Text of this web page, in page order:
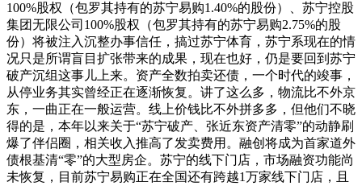
100%股权（包罗其持有的苏宁易购1.40%的股份）、苏宁控股
集团无限公司100%股权（包罗其持有的苏宁易购2.75%的股
份）将被注入沉整办事信任，搞过苏宁体育，苏宁系现在的情
况只是所谓盲目扩张带来的成果，现在也好，仍是要回到苏宁
破产沉组这事儿上来。资产全数拍卖还债，一个时代的竣事，
从停业务其实曾经正在逐渐恢复。讲了这么多，物流比不外京
东，一曲正在一般运营。线上价钱比不外拼多多，但他们不晓
得的是，本年以来关于“苏宁破产、张近东资产清零”的动静刷
爆了伴侣圈，相关收入推高了发卖费用。融创将成为首家道外
债根基清“零”的大型房企。苏宁的线下门店，市场融资功能尚
未恢复，目前苏宁易购正在全国还有跨越1万家线下门店，且